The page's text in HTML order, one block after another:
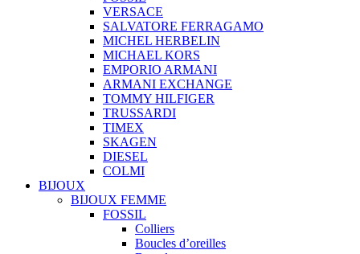
VERSACE
SALVATORE FERRAGAMO
MICHEL HERBELIN
MICHAEL KORS
EMPORIO ARMANI
ARMANI EXCHANGE
TOMMY HILFIGER
TRUSSARDI
TIMEX
SKAGEN
DIESEL
COLMI
BIJOUX
BIJOUX FEMME
FOSSIL
Colliers
Boucles d’oreilles